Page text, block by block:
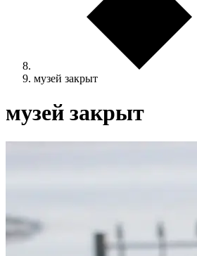
музей закрыт
музей закрыт